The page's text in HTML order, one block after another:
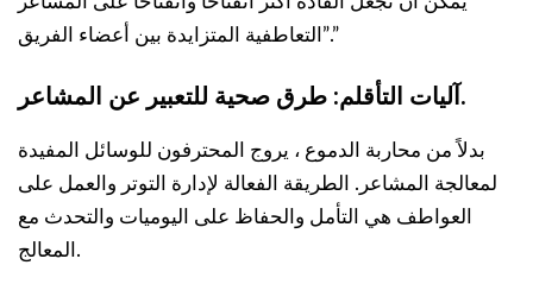
التعاطفية المتزايدة بين أعضاء الفريق”.”
آليات التأقلم: طرق صحية للتعبير عن المشاعر.
بدلاً من محاربة الدموع ، يروج المحترفون للوسائل المفيدة
لمعالجة المشاعر. الطريقة الفعالة لإدارة التوتر والعمل على
العواطف هي التأمل والحفاظ على اليوميات والتحدث مع
المعالج.